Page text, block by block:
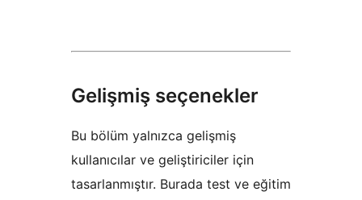
Gelişmiş seçenekler
Bu bölüm yalnızca gelişmiş
kullanıcılar ve geliştiriciler için
tasarlanmıştır. Burada test ve eğitim